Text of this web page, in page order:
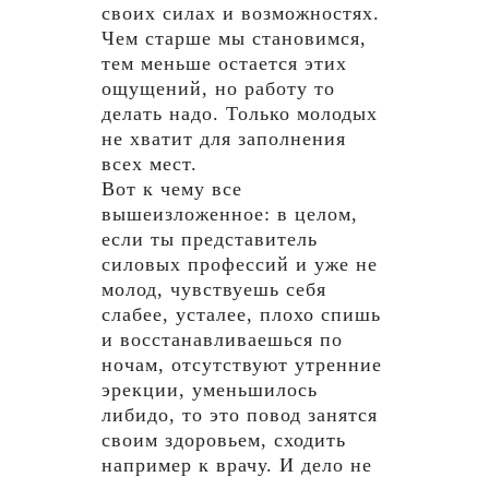
своих силах и возможностях.
Чем старше мы становимся,
тем меньше остается этих
ощущений, но работу то
делать надо. Только молодых
не хватит для заполнения
всех мест.
Вот к чему все
вышеизложенное: в целом,
если ты представитель
силовых профессий и уже не
молод, чувствуешь себя
слабее, усталее, плохо спишь
и восстанавливаешься по
ночам, отсутствуют утренние
эрекции, уменьшилось
либидо, то это повод занятся
своим здоровьем, сходить
например к врачу. И дело не